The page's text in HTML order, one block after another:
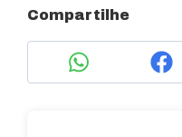
Compartilhe